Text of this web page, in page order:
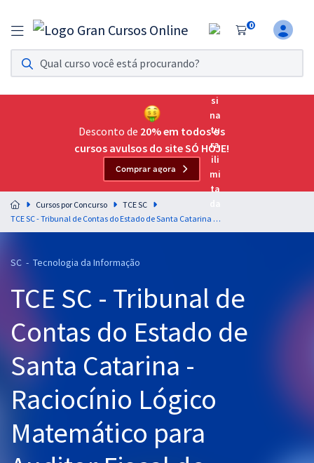
0
Assinatura Ilimitada 11
Acesso a todos os cursos. Teste grátis por 7 dias!
Assinatura OAB Até Passar
Acesso ilimitado a toda preparação para o Exame da
Residências Multiprofissionais
Preparação completa e intensiva para as principais
residências em saúde do Brasil
Cursos 20% OFF
Pós
Graduação
OAB
Questões grátis
Desconto de 20% em todos os
cursos avulsos do site SÓ HOJE!
Comprar agora
Cursos por Concurso
TCE SC
TCE SC - Tribunal de Contas do Estado de Santa Catarina - Raciocínio Lógico Matemático para Auditor Fiscal de Controle - Ciências da Computação, Sistemas de Informação, Engenharia de Computação, Engenharia de Software -Professor: Wagner Sousa(Pós-Edital)
SC - Tecnologia da Informação
TCE SC - Tribunal de
Contas do Estado de
Santa Catarina -
Raciocínio Lógico
Matemático para